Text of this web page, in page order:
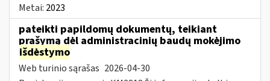
Metai: 2023
pateikti papildomų dokumentų, teikiant
prašymą dėl administracinių baudų mokėjimo
išdėstymo
Web turinio sąrašas 2026-04-30